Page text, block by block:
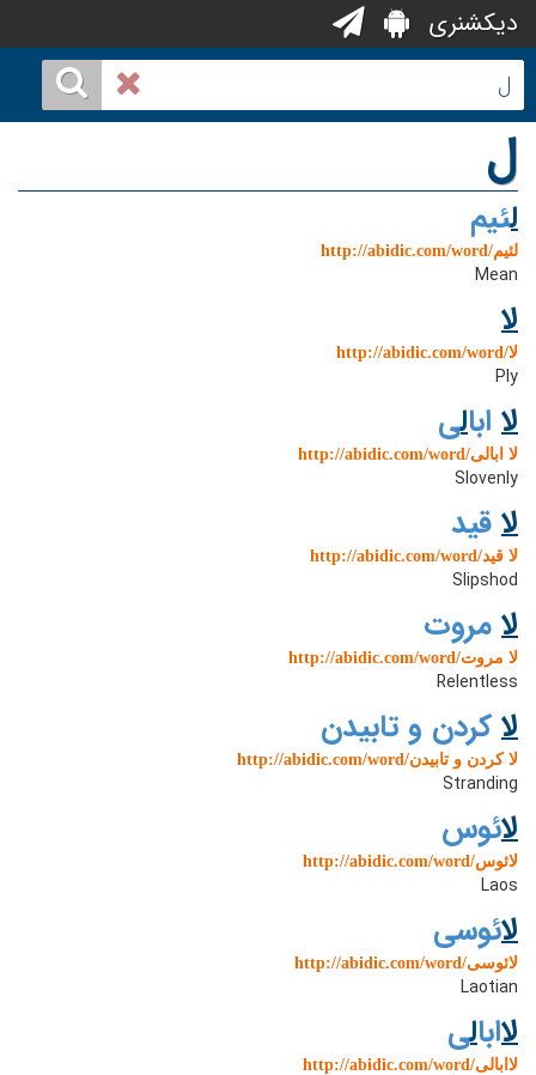
دیکشنری
ل
لئیم
http://abidic.com/word/لئیم
Mean
ل
http://abidic.com/word/لا
Ply
ل ا ابالی
http://abidic.com/word/لا ابالی
Slovenly
ل ا قید
http://abidic.com/word/لا قید
Slipshod
ل ا مروت
http://abidic.com/word/لا مروت
Relentless
لا کردن و تابیدن
http://abidic.com/word/لا کردن و تابیدن
Stranding
لائوس
http://abidic.com/word/لائوس
Laos
لائوسی
http://abidic.com/word/لائوسی
Laotian
لاابالی
http://abidic.com/word/لاابالی